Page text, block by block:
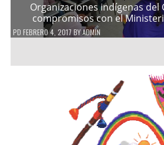
Organizaciones indígenas del
compromisos con el
PD FEBRERO 4, 2017 BYADMIN